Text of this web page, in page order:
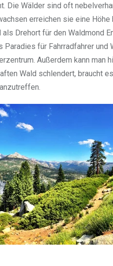
Die Wälder sind oft
erreichen sie eine Höhe
Drehort für den Waldmond
für Fahrradfahrer und
Außerdem kann man
Wald schlendert, braucht